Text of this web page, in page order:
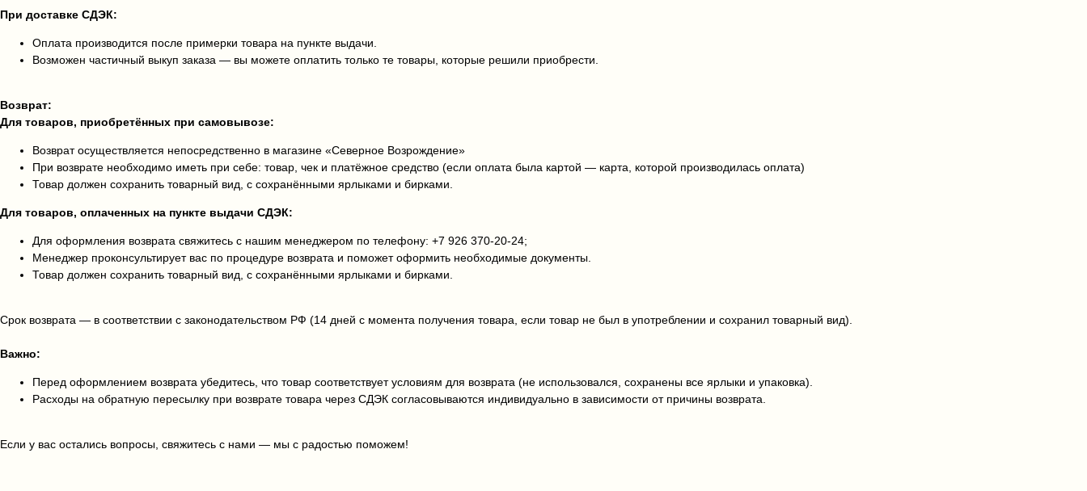
При доставке СДЭК:
Оплата производится после примерки товара на пункте выдачи.
Возможен частичный выкуп заказа — вы можете оплатить только те товары, которые решили приобрести.
Возврат:
Для товаров, приобретённых при самовывозе:
Возврат осуществляется непосредственно в магазине «Северное Возрождение»
При возврате необходимо иметь при себе: товар, чек и платёжное средство (если оплата была картой — карта, которой производилась оплата)
Товар должен сохранить товарный вид, с сохранёнными ярлыками и бирками.
Для товаров, оплаченных на пункте выдачи СДЭК:
Для оформления возврата свяжитесь с нашим менеджером по телефону: +7 926 370‑20‑24;
Менеджер проконсультирует вас по процедуре возврата и поможет оформить необходимые документы.
Товар должен сохранить товарный вид, с сохранёнными ярлыками и бирками.
Срок возврата — в соответствии с законодательством РФ (14 дней с момента получения товара, если товар не был в употреблении и сохранил товарный вид).
Важно:
Перед оформлением возврата убедитесь, что товар соответствует условиям для возврата (не использовался, сохранены все ярлыки и упаковка).
Расходы на обратную пересылку при возврате товара через СДЭК согласовываются индивидуально в зависимости от причины возврата.
Если у вас остались вопросы, свяжитесь с нами — мы с радостью поможем!